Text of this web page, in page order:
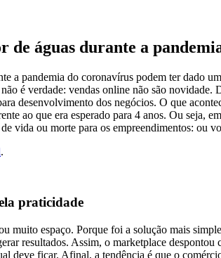
de águas durante a
a pandemia do coronavírus podem ter dado
é verdade: vendas online não são
desenvolvimento dos negócios. O que
ao que era esperado para 4 anos. Ou
vida ou morte para os empreendimentos: ou
.
praticidade
muito espaço. Porque foi a solução mais
resultados. Assim, o marketplace
deve ficar. Afinal, a tendência é que o